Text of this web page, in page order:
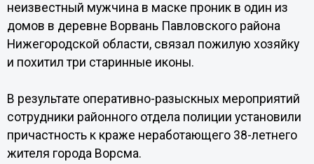
неизвестный мужчина в маске проник в один из
домов в деревне Ворвань Павловского района
Нижегородской области, связал пожилую хозяйку
и похитил три старинные иконы.
В результате оперативно-разыскных мероприятий
сотрудники районного отдела полиции установили
причастность к краже неработающего 38-летнего
жителя города Ворсма.